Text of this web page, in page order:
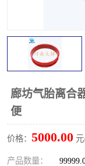
廊坊气胎离合
便
价格： 5000.00
产品数量：